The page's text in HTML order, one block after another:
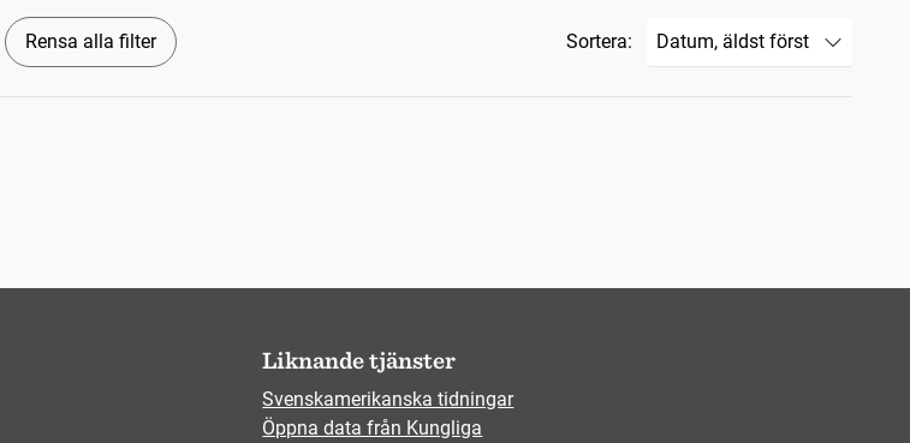
Rensa alla filter Sortera:
Liknande tjänster
Svenskamerikanska tidningar
Öppna data från Kungliga